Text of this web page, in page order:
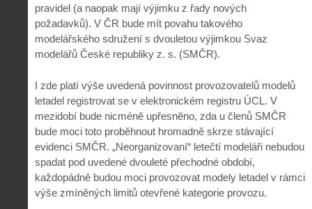
pravidel (a naopak mají výjimku z řady nových
požadavků). V ČR bude mít povahu takového
modelářského sdružení s dvouletou výjimkou Svaz
modelářů České republiky z. s. (SMČR).
I zde platí výše uvedená povinnost provozovatelů modelů
letadel registrovat se v elektronickém registru ÚCL. V
mezidobí bude nicméně upřesněno, zda u členů SMČR
bude moci toto proběhnout hromadně skrze stávající
evidenci SMČR. „Neorganizovaní“ letečtí modeláři nebudou
spadat pod uvedené dvouleté přechodné období,
každopádně budou moci provozovat modely letadel v rámci
výše zmíněných limitů otevřené kategorie provozu.